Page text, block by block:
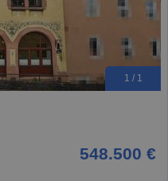
1 / 1
548.500 €